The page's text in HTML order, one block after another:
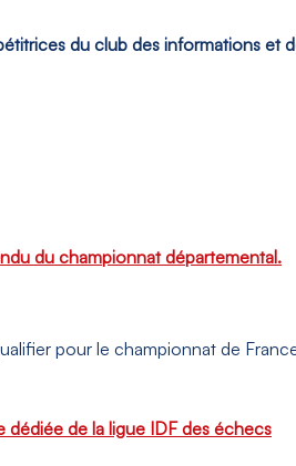
du club des informations et
du championnat départemental.
pour le championnat de
dédiée de la ligue IDF des échecs